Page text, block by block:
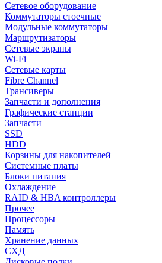
Сетевое оборудование
Коммутаторы стоечные
Модульные коммутаторы
Маршрутизаторы
Сетевые экраны
Wi-Fi
Сетевые карты
Fibre Channel
Трансиверы
Запчасти и дополнения
Графические станции
Запчасти
SSD
HDD
Корзины для накопителей
Системные платы
Блоки питания
Охлаждение
RAID & HBA контроллеры
Прочее
Процессоры
Память
Хранение данных
СХД